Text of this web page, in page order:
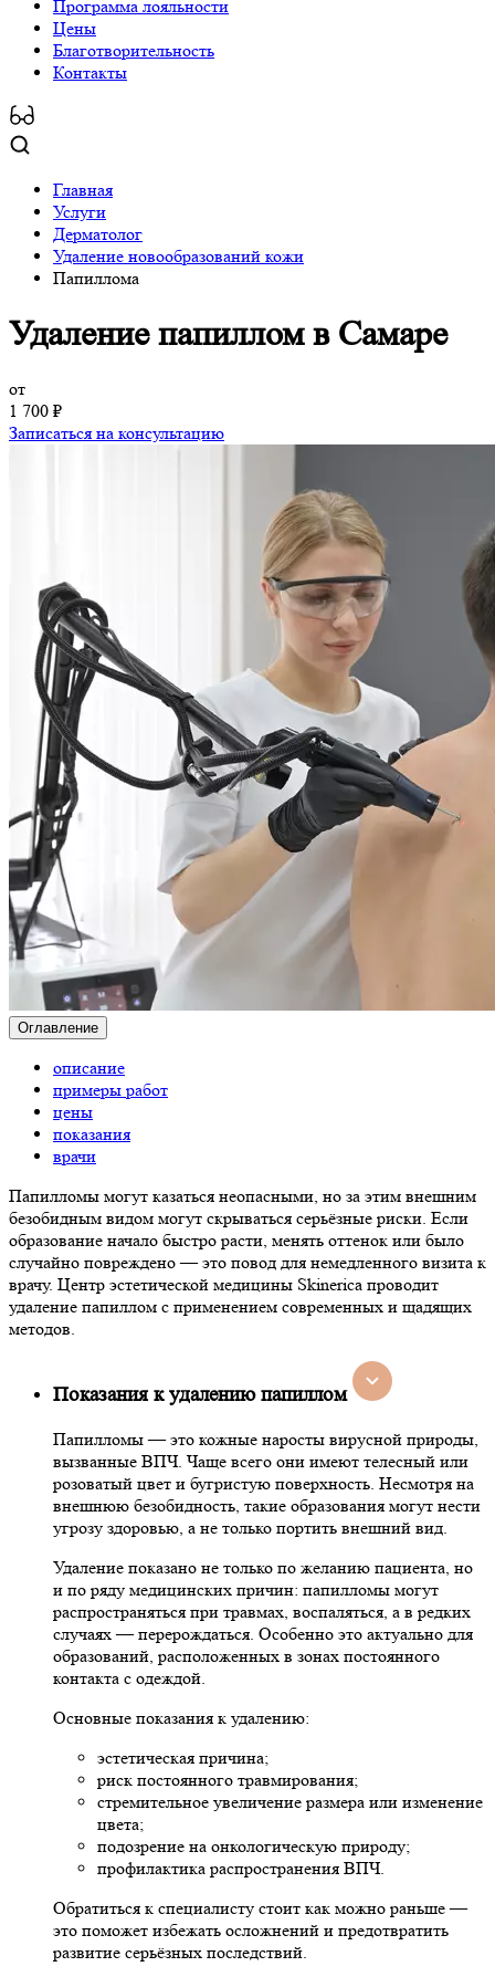
Программa лояльности
Цены
Благотворительность
Контакты
Главная
Услуги
Дерматолог
Удаление новообразований кожи
Папиллома
Удаление папилломв Самаре
от
1 700 ₽
Записаться на консультацию
Оглавление
описание
примеры работ
цены
показания
врачи
Папилломы могут казаться неопасными, но за этим внешним
безобидным видом могут скрываться серьёзные риски. Если
образование начало быстро расти, менять оттенок или было
случайно повреждено — это повод для немедленного визита к
врачу. Центр эстетической медицины Skinerica проводит
удаление папиллом с применением современных и щадящих
методов.
Показания к удалению папиллом
Папилломы — это кожные наросты вирусной природы,
вызванные ВПЧ. Чаще всего они имеют телесный или
розоватый цвет и бугристую поверхность. Несмотря на
внешнюю безобидность, такие образования могут нести
угрозу здоровью, а не только портить внешний вид.
Удаление показано не только по желанию пациента, но
и по ряду медицинских причин: папилломы могут
распространяться при травмах, воспаляться, а в редких
случаях — перерождаться. Особенно это актуально для
образований, расположенных в зонах постоянного
контакта с одеждой.
Основные показания к удалению:
эстетическая причина;
риск постоянного травмирования;
стремительное увеличение размера или изменение
цвета;
подозрение на онкологическую природу;
профилактика распространения ВПЧ.
Обратиться к специалисту стоит как можно раньше —
это поможет избежать осложнений и предотвратить
развитие серьёзных последствий.